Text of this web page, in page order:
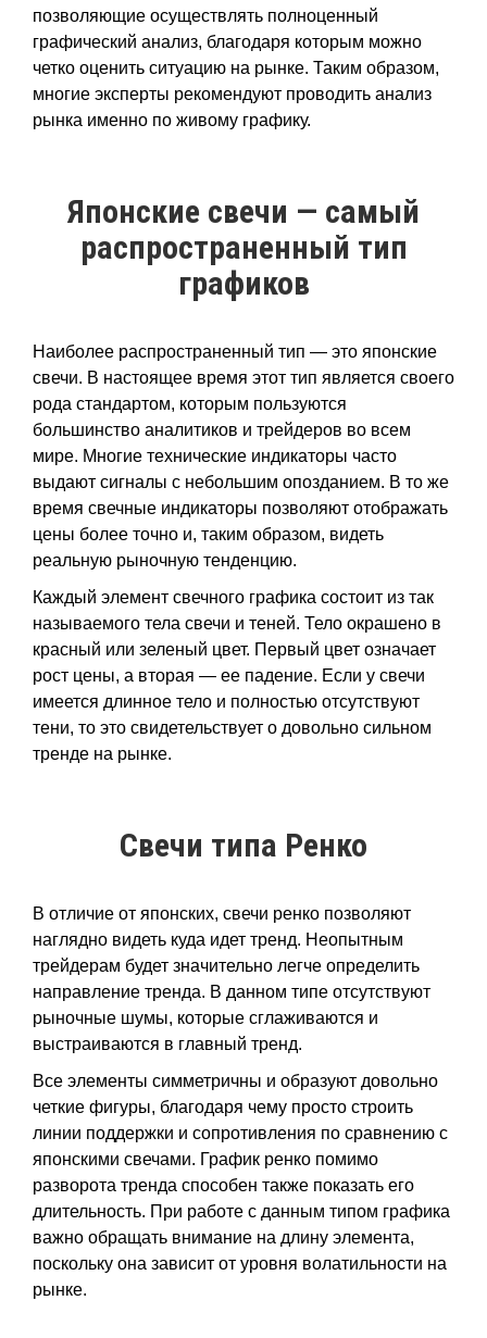
позволяющие осуществлять полноценный
графический анализ, благодаря которым можно
четко оценить ситуацию на рынке. Таким образом,
многие эксперты рекомендуют проводить анализ
рынка именно по живому графику.
Японские свечи — самый
распространенный тип
графиков
Наиболее распространенный тип — это японские
свечи. В настоящее время этот тип является своего
рода стандартом, которым пользуются
большинство аналитиков и трейдеров во всем
мире. Многие технические индикаторы часто
выдают сигналы c небольшим опозданием. В то же
время свечные индикаторы позволяют отображать
цены более точно и, таким образом, видеть
реальную рыночную тенденцию.
Каждый элемент свечного графика состоит из так
называемого тела свечи и теней. Тело окрашено в
красный или зеленый цвет. Первый цвет означает
рост цены, а вторая — ее падение. Если у свечи
имеется длинное тело и полностью отсутствуют
тени, то это свидетельствует о довольно сильном
тренде на рынке.
Свечи типа Ренко
В отличие от японских, свечи ренко позволяют
наглядно видеть куда идет тренд. Неопытным
трейдерам будет значительно легче определить
направление тренда. В данном типе отсутствуют
рыночные шумы, которые сглаживаются и
выстраиваются в главный тренд.
Все элементы симметричны и образуют довольно
четкие фигуры, благодаря чему просто строить
линии поддержки и сопротивления по сравнению с
японскими свечами. График ренко помимо
разворота тренда способен также показать его
длительность. При работе с данным типом графика
важно обращать внимание на длину элемента,
поскольку она зависит от уровня волатильности на
рынке.